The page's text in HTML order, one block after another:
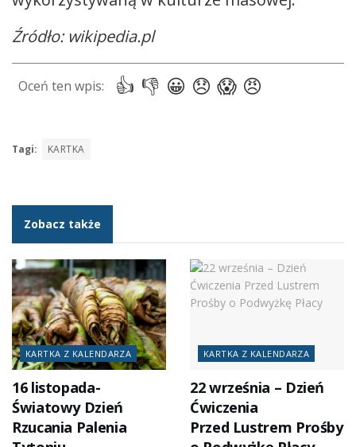
Źródło: wikipedia.pl
Tagi: KARTKA
Zobacz także
KARTKA Z KALENDARZA
16 listopada-
Światowy Dzień
Rzucania Palenia
KARTKA Z KALENDARZA
22 września – Dzień
Ćwiczenia
Przed Lustrem Prośby